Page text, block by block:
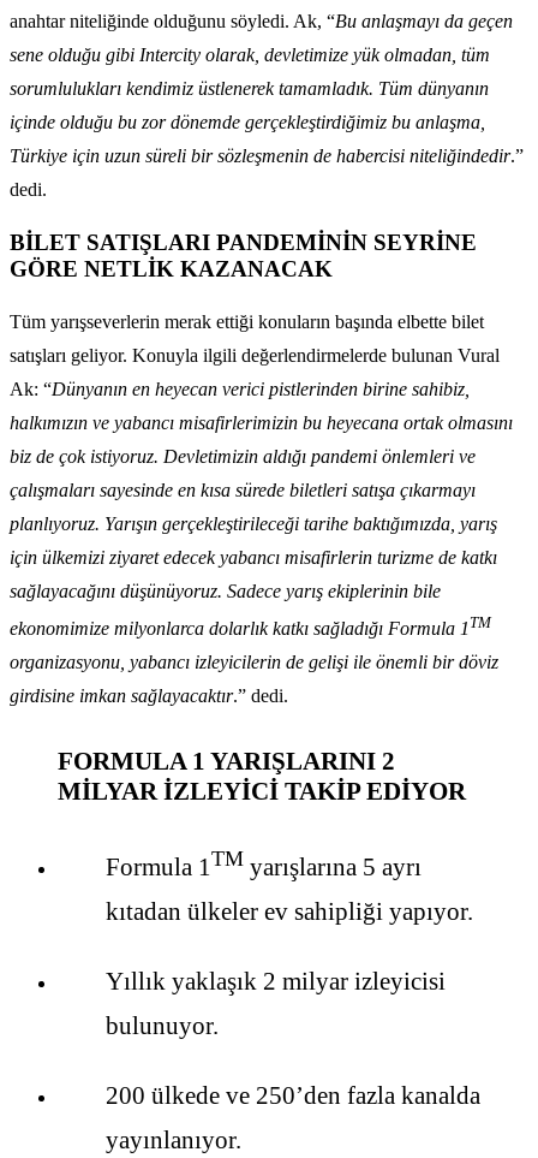
anahtar niteliğinde olduğunu söyledi. Ak, “Bu anlaşmayı da geçen
sene olduğu gibi Intercity olarak, devletimize yük olmadan, tüm
sorumlulukları kendimiz üstlenerek tamamladık. Tüm dünyanın
içinde olduğu bu zor dönemde gerçekleştirdiğimiz bu anlaşma,
Türkiye için uzun süreli bir sözleşmenin de habercisi niteliğindedir.”
dedi.
BİLET SATIŞLARI PANDEMİNİN SEYRİNE
GÖRE NETLİK KAZANACAK
Tüm yarışseverlerin merak ettiği konuların başında elbette bilet
satışları geliyor. Konuyla ilgili değerlendirmelerde bulunan Vural
Ak: “Dünyanın en heyecan verici pistlerinden birine sahibiz,
halkımızın ve yabancı misafirlerimizin bu heyecana ortak olmasını
biz de çok istiyoruz. Devletimizin aldığı pandemi önlemleri ve
çalışmaları sayesinde en kısa sürede biletleri satışa çıkarmayı
planlıyoruz. Yarışın gerçekleştirileceği tarihe baktığımızda, yarış
için ülkemizi ziyaret edecek yabancı misafirlerin turizme de katkı
sağlayacağını düşünüyoruz. Sadece yarış ekiplerinin bile
ekonomimize milyonlarca dolarlık katkı sağladığı Formula 1 TM
organizasyonu, yabancı izleyicilerin de gelişi ile önemli bir döviz
girdisine imkan sağlayacaktır.” dedi.
FORMULA 1 YARIŞLARINI 2
MİLYAR İZLEYİCİ TAKİP EDİYOR
Formula 1TM yarışlarına 5 ayrı
kıtadan ülkeler ev sahipliği yapıyor.
Yıllık yaklaşık 2 milyar izleyicisi
bulunuyor.
200 ülkede ve 250’den fazla kanalda
yayınlanıyor.